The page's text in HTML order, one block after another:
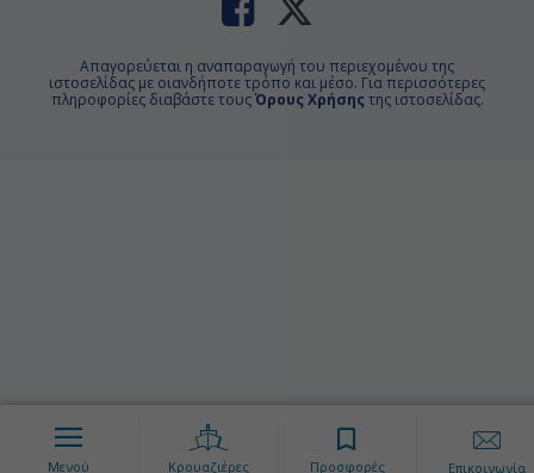
Απαγορεύεται η αναπαραγωγή του περιεχομένου της
ιστοσελίδας με οιανδήποτε τρόπο και μέσο. Για περισσότερες
πληροφορίες διαβάστε τουςΌρους Χρήσης της ιστοσελίδας.
Μενού Κρουαζιέρες Προσφορές Επικοινωνία